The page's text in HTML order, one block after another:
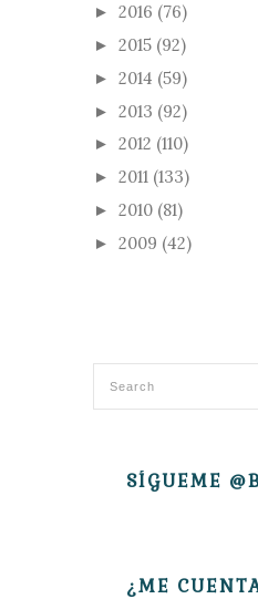
► 2016 (76)
► 2015 (92)
► 2014 (59)
► 2013 (92)
► 2012 (110)
► 2011 (133)
► 2010 (81)
► 2009 (42)
SÍGUEME
¿ME